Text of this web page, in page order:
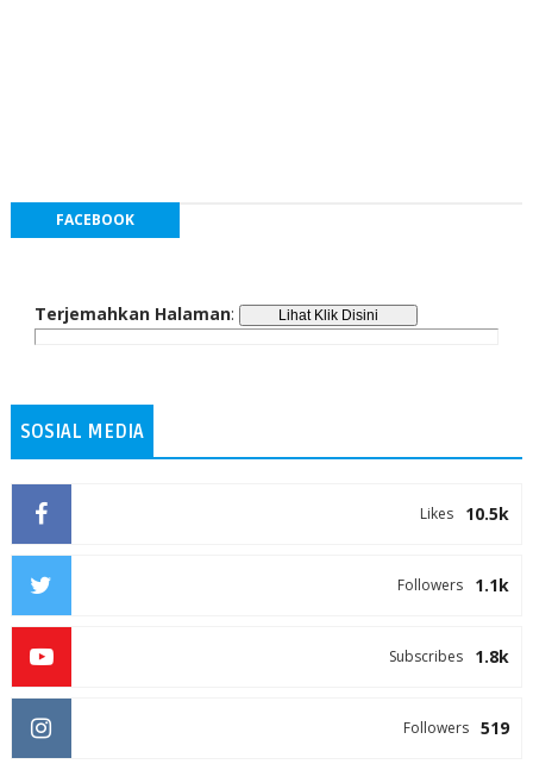
FACEBOOK
Terjemahkan Halaman:
SOSIAL MEDIA
10.5k
Likes
1.1k
Followers
1.8k
Subscribes
519
Followers